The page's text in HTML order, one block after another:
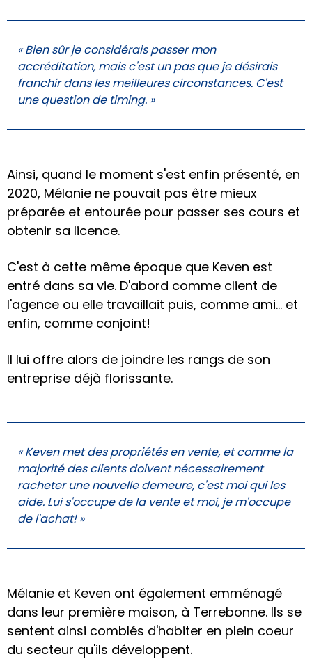
« Bien sûr je considérais passer mon
accréditation, mais c'est un pas que je désirais
franchir dans les meilleures circonstances. C'est
une question de timing. »
Ainsi, quand le moment s'est enfin présenté, en
2020, Mélanie ne pouvait pas être mieux
préparée et entourée pour passer ses cours et
obtenir sa licence.
C'est à cette même époque que Keven est
entré dans sa vie. D'abord comme client de
l'agence ou elle travaillait puis, comme ami… et
enfin, comme conjoint!
Il lui offre alors de joindre les rangs de son
entreprise déjà florissante.
« Keven met des propriétés en vente, et comme la
majorité des clients doivent nécessairement
racheter une nouvelle demeure, c'est moi qui les
aide. Lui s'occupe de la vente et moi, je m'occupe
de l'achat! »
Mélanie et Keven ont également emménagé
dans leur première maison, à Terrebonne. Ils se
sentent ainsi comblés d'habiter en plein coeur
du secteur qu'ils développent.